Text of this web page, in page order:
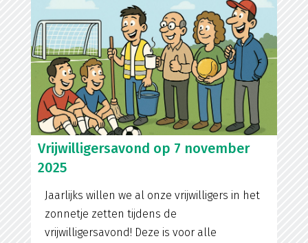
Vrijwilligersavond op 7 november
2025
Jaarlijks willen we al onze vrijwilligers in het
zonnetje zetten tijdens de
vrijwilligersavond! Deze is voor alle